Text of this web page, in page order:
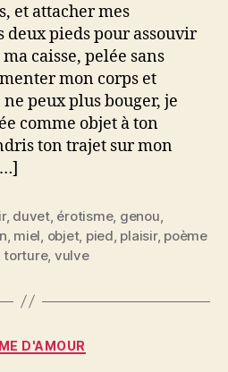
dos
et
attacher
mes
mains
et attacher mes
pieds pour assouvir
caisse, pelée sans
mon corps et
peux plus bouger, je
comme objet à ton
ton trajet sur mon
, duvet, érotisme, genou
miel objet, pied plaisir, poème
,torture, vulve
Catégories
D'AMOUR